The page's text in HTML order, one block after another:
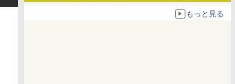
もっと見る